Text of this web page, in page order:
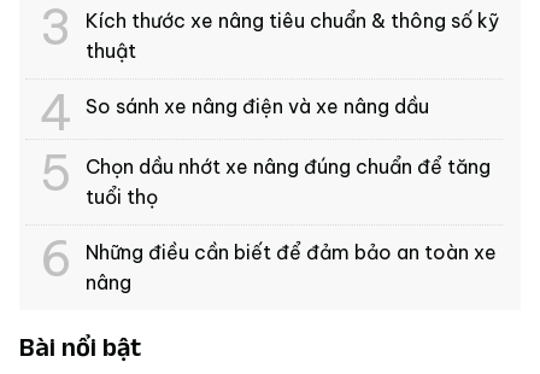
Kích thước xe nâng tiêu chuẩn & thông số kỹ
thuật
So sánh xe nâng điện và xe nâng dầu
Chọn dầu nhớt xe nâng đúng chuẩn để tăng
tuổi thọ
Những điều cần biết để đảm bảo an toàn xe
nâng
Bài nổi bật